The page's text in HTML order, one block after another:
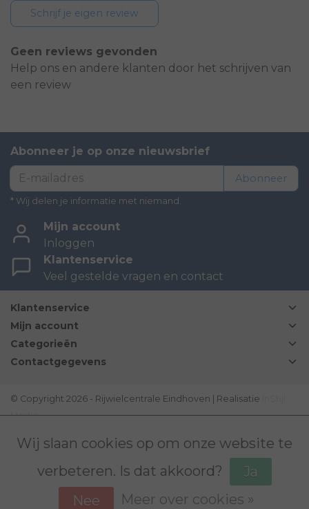
Schrijf je eigen review
Geen reviews gevonden
Help ons en andere klanten door het schrijven van
een review
Abonneer je op onze nieuwsbrief
Abonneer
* Wij delen je informatie met niemand.
Mijn account
Inloggen
Klantenservice
Veel gestelde vragen en contact
Klantenservice
Mijn account
Categorieën
Contactgegevens
© Copyright 2026 - Rijwielcentrale Eindhoven | Realisatie
Media
Wij slaan cookies op om onze website te
verbeteren. Is dat akkoord?
Ja
Nee
Meer over cookies »